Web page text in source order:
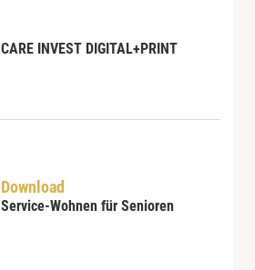
CARE INVEST DIGITAL+PRINT
Download
Service-Wohnen für Senioren